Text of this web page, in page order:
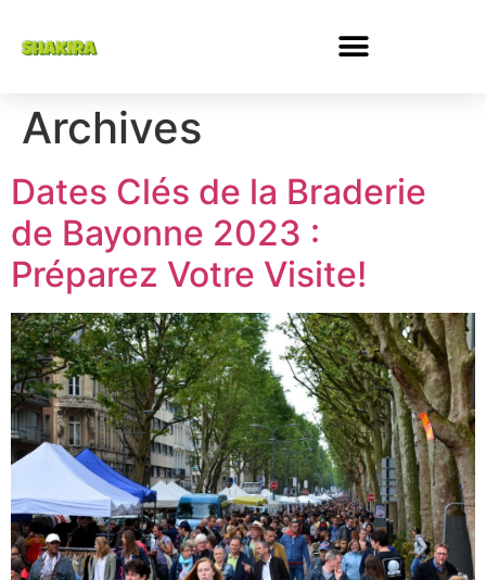
Archives
Dates Clés de la Braderie
de Bayonne 2023 :
Préparez Votre Visite!